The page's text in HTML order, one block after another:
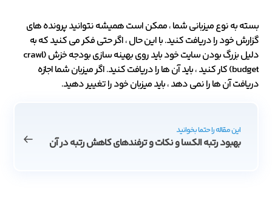
بسته به نوع میزبانی شما ، ممکن است همیشه نتوانید پرونده های
گزارش خود را دریافت کنید. با این حال ، اگر حتی فکر می کنید که به
دلیل بزرگ بودن سایت خود باید روی بهینه سازی بودجه خزش (crawl
budget) کار کنید ، باید آن ها را دریافت کنید. اگر میزبان شما اجازه
دریافت آن ها را نمی دهد ، باید میزبان خود را تغییر دهید.
این مقاله را حتما بخوانید
بهبود رتبه الکسا و نکات و ترفندهای کاهش رتبه در آن